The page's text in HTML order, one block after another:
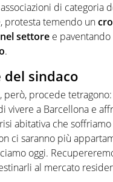
di categoria
protesta temendo un
settore e paventando
.
del sindaco
però, procede tetragono:
vivere a Barcellona e
abitativa che
ci saranno più
oggi.
al mercato